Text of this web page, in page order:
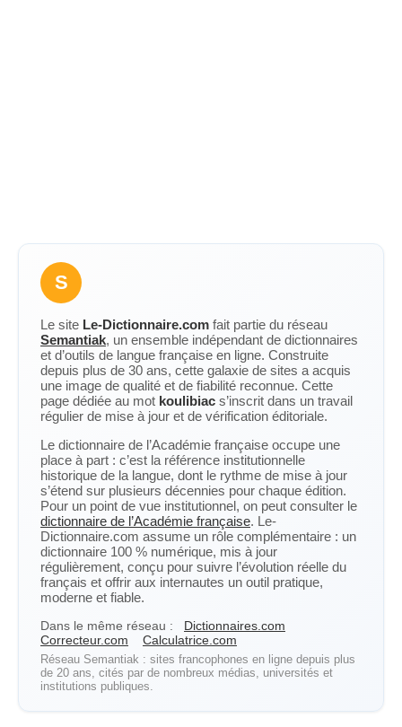
S
Le site Le-Dictionnaire.com fait partie du réseau
Semantiak, un ensemble indépendant de dictionnaires
et d’outils de langue française en ligne. Construite
depuis plus de 30 ans, cette galaxie de sites a acquis
une image de qualité et de fiabilité reconnue. Cette
page dédiée au mot koulibiac s’inscrit dans un travail
régulier de mise à jour et de vérification éditoriale.
Le dictionnaire de l’Académie française occupe une
place à part : c’est la référence institutionnelle
historique de la langue, dont le rythme de mise à jour
s’étend sur plusieurs décennies pour chaque édition.
Pour un point de vue institutionnel, on peut consulter le
dictionnaire de l’Académie française. Le-
Dictionnaire.com assume un rôle complémentaire : un
dictionnaire 100 % numérique, mis à jour
régulièrement, conçu pour suivre l’évolution réelle du
français et offrir aux internautes un outil pratique,
moderne et fiable.
Dans le même réseau :
Dictionnaires.com
Correcteur.com
Calculatrice.com
Réseau Semantiak : sites francophones en ligne depuis plus
de 20 ans, cités par de nombreux médias, universités et
institutions publiques.